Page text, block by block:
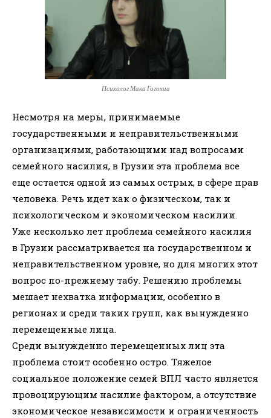
Психолог Мака Гогохиа
Несмотря на меры, принимаемые
государственными и неправительственными
организациями, работающими над вопросами
семейного насилия, в Грузии эта проблема все
еще остается одной из самых острых, в сфере прав
человека. Речь идет как о физическом, так и
психологическом и экономическом насилии.
Уже несколько лет проблема семейного насилия
в Грузии рассматривается на государственном и
неправительственном уровне, но для многих этот
вопрос по-прежнему табу. Решению проблемы
мешает нехватка информации, особенно в
регионах и среди таких групп, как вынужденно
перемещенные лица.
Среди вынужденно перемещенных лиц эта
проблема стоит особенно остро. Тяжелое
социальное положение семей ВПЛ часто является
провоцирующим насилие фактором, а отсутствие
экономическое независимости и ограниченность